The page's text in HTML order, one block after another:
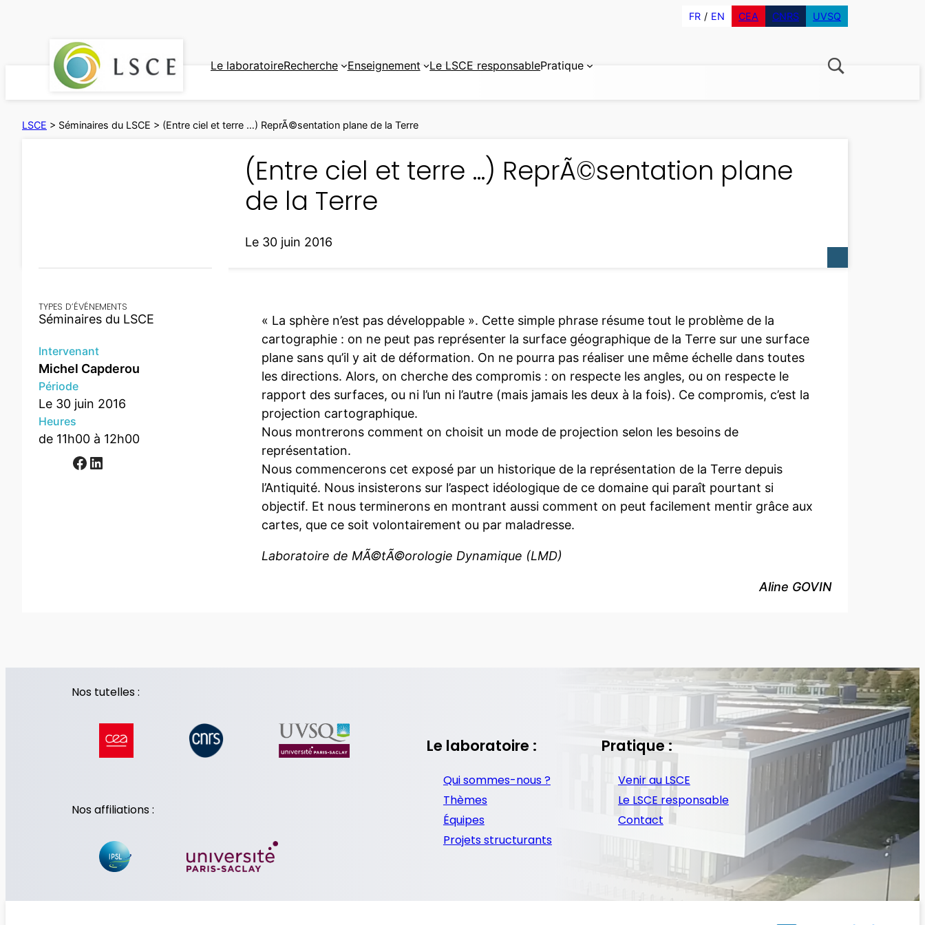
FR EN CEA CNRS UVSQ
Le laboratoireRecherche Enseignement Le LSCE responsablePratique
LSCE > Séminaires du LSCE > (Entre ciel et terre …) ReprÃ©sentation plane de la Terre
(Entre ciel et terre …) ReprÃ©sentation plane
de la Terre
Le 30 juin 2016
TYPES D’ÉVÉNEMENTS
Séminaires du LSCE
Intervenant
Michel Capderou
Période
Le 30 juin 2016
Heures
de 11h00 à 12h00
Facebook LinkedIn
« La sphère n’est pas développable ». Cette simple phrase résume tout le problème de la
cartographie : on ne peut pas représenter la surface géographique de la Terre sur une surface
plane sans qu’il y ait de déformation. On ne pourra pas réaliser une même échelle dans toutes
les directions. Alors, on cherche des compromis : on respecte les angles, ou on respecte le
rapport des surfaces, ou ni l’un ni l’autre (mais jamais les deux à la fois). Ce compromis, c’est la
projection cartographique.
Nous montrerons comment on choisit un mode de projection selon les besoins de
représentation.
Nous commencerons cet exposé par un historique de la représentation de la Terre depuis
l’Antiquité. Nous insisterons sur l’aspect idéologique de ce domaine qui paraît pourtant si
objectif. Et nous terminerons en montrant aussi comment on peut facilement mentir grâce aux
cartes, que ce soit volontairement ou par maladresse.
Laboratoire de MÃ©tÃ©orologie Dynamique (LMD)
Aline GOVIN
Nos tutelles :
Nos affiliations :
Le laboratoire :
Qui sommes-nous ?
Thèmes
Équipes
Projets structurants
Pratique :
Venir au LSCE
Le LSCE responsable
Contact